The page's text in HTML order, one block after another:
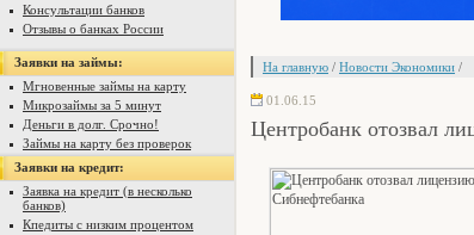
Консультации банков
Отзывы о банках России
Заявки на займы:
Мгновенные займы на карту
Микрозаймы за 5 минут
Деньги в долг. Срочно!
Займы на карту без проверок
Заявки на кредит:
Заявка на кредит (в несколько
банков)
Кпедиты с низким процентом
На главную / Новости Экономики /
01.06.15
Центробанк отозвал